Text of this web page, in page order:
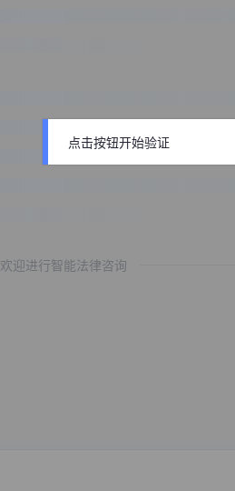
欢迎进行智能法律咨询
点击按钮开始验证